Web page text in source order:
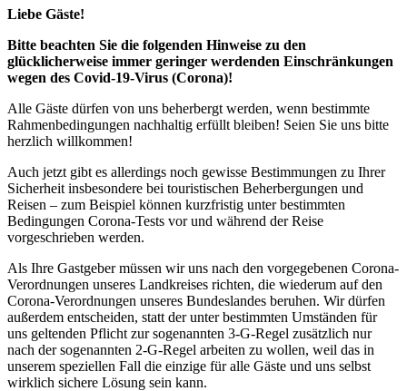
Liebe Gäste!
Bitte beachten Sie die folgenden Hinweise zu den
glücklicherweise immer geringer werdenden Einschränkungen
wegen des Covid-19-Virus (Corona)!
Alle Gäste dürfen von uns beherbergt werden, wenn bestimmte
Rahmenbedingungen nachhaltig erfüllt bleiben! Seien Sie uns bitte
herzlich willkommen!
Auch jetzt gibt es allerdings noch gewisse Bestimmungen zu Ihrer
Sicherheit insbesondere bei touristischen Beherbergungen und
Reisen – zum Beispiel können kurzfristig unter bestimmten
Bedingungen Corona-Tests vor und während der Reise
vorgeschrieben werden.
Als Ihre Gastgeber müssen wir uns nach den vorgegebenen Corona-
Verordnungen unseres Landkreises richten, die wiederum auf den
Corona-Verordnungen unseres Bundeslandes beruhen. Wir dürfen
außerdem entscheiden, statt der unter bestimmten Umständen für
uns geltenden Pflicht zur sogenannten 3-G-Regel zusätzlich nur
nach der sogenannten 2-G-Regel arbeiten zu wollen, weil das in
unserem speziellen Fall die einzige für alle Gäste und uns selbst
wirklich sichere Lösung sein kann.